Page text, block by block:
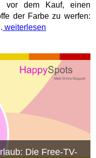
vor dem Kauf, einen
der Farbe zu werfen:
weiterlesen
Die Free-TV-